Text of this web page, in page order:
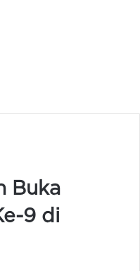
Buka
9 di